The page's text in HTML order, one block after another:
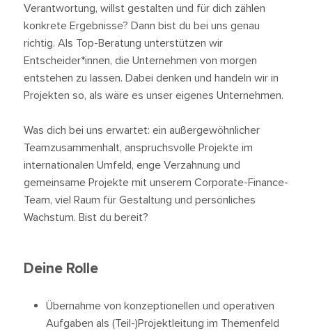
Verantwortung, willst gestalten und für dich zählen
konkrete Ergebnisse? Dann bist du bei uns genau
richtig. Als Top-Beratung unterstützen wir
Entscheider*innen, die Unternehmen von morgen
entstehen zu lassen. Dabei denken und handeln wir in
Projekten so, als wäre es unser eigenes Unternehmen.
Was dich bei uns erwartet: ein außergewöhnlicher
Teamzusammenhalt, anspruchsvolle Projekte im
internationalen Umfeld, enge Verzahnung und
gemeinsame Projekte mit unserem Corporate-Finance-
Team, viel Raum für Gestaltung und persönliches
Wachstum. Bist du bereit?
Deine Rolle
Übernahme von konzeptionellen und operativen
Aufgaben als (Teil-)Projektleitung im Themenfeld